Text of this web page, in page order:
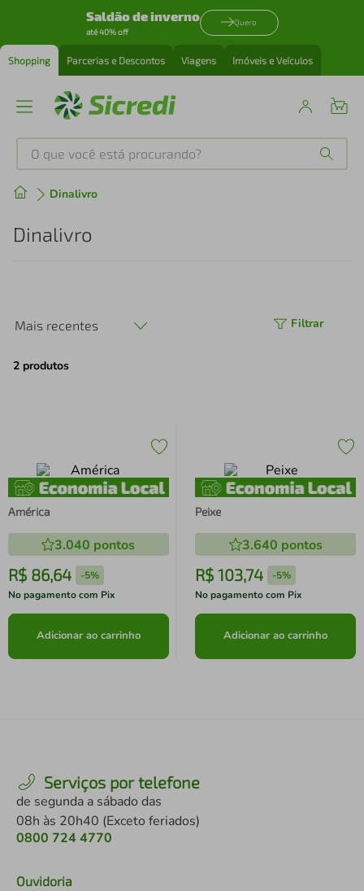
Saldão de inverno
até 40% off
Quero
Shopping Parcerias e Descontos Viagens Imóveis e Veículos
O que você está procurando?
Dinalivro
Dinalivro
Mais recentes Filtrar
2 produtos
América
3.040 pontos
R$ 86,64 -5%
No pagamento com Pix
Adicionar ao carrinho
Peixe
3.640 pontos
R$ 103,74 -5%
No pagamento com Pix
Adicionar ao carrinho
Serviços por telefone
de segunda a sábado das
08h às 20h40 (Exceto feriados)
0800 724 4770
Ouvidoria
Produtos mais buscados
perfume
4º air fryer